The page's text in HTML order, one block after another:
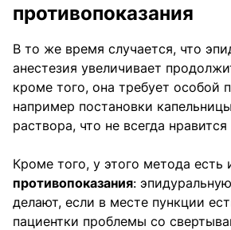
противопоказания
В то же время случается, что
анестезия увеличивает
кроме того, она требует особой
например постановки
раствора, что не всегда
Кроме того, у этого метода есть
противопоказания:
делают, если в месте пункции
пациентки проблемы со